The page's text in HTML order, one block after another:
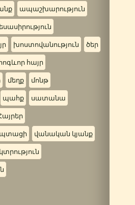
ապաշխարություն
եսասիրություն
խոստովանություն ծեր
հոգևոր հայր
մեղք մոնթ
պահք սատանա
վանական կյանք